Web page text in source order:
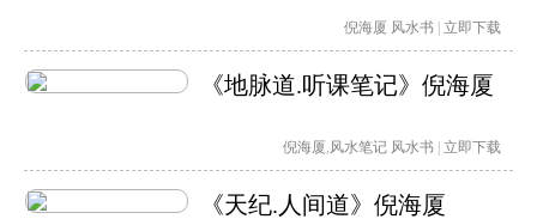
倪海厦 风水书 | 立即下载
《地脉道.听课笔记》倪海厦
倪海厦 风水笔记 风水书 | 立即下载
《天纪.人间道》倪海厦